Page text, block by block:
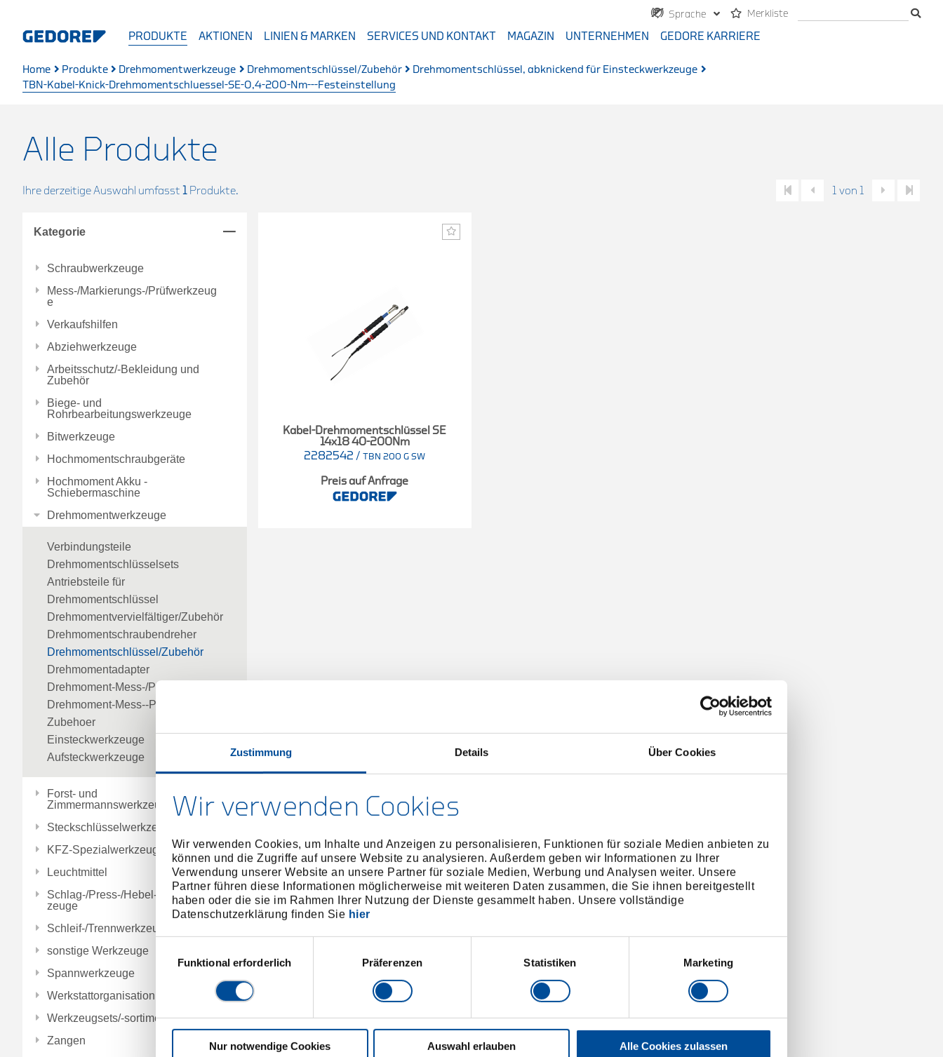
Zustimmung Details Über Cookies
Wir verwenden Cookies
Wir verwenden Cookies, um Inhalte und Anzeigen zu personalisieren, Funktionen für soziale Medien anbieten zu
können und die Zugriffe auf unsere Website zu analysieren. Außerdem geben wir Informationen zu Ihrer
Verwendung unserer Website an unsere Partner für soziale Medien, Werbung und Analysen weiter. Unsere
Partner führen diese Informationen möglicherweise mit weiteren Daten zusammen, die Sie ihnen bereitgestellt
haben oder die sie im Rahmen Ihrer Nutzung der Dienste gesammelt haben. Unsere vollständige
Datenschutzerklärung finden Sie hier
Funktional erforderlich
Präferenzen Statistiken Marketing
Nur notwendige Cookies Auswahl erlauben Alle Cookies zulassen
Sprache Merkliste
PRODUKTE AKTIONEN LINIEN & MARKEN SERVICES UND KONTAKT MAGAZIN UNTERNEHMEN GEDORE KARRIERE
Home Produkte Drehmomentwerkzeuge Drehmomentschlüssel/Zubehör
Drehmomentschlüssel, abknickend für Einsteckwerkzeuge
TBN-Kabel-Knick-Drehmomentschluessel-SE-0,4-200-Nm---Festeinstellung
Alle Produkte
Ihre derzeitige Auswahl umfasst 1 Produkte. 1 von 1
Kategorie
Schraubwerkzeuge
Mess-/Markierungs-/Prüfwerkzeug
e
Verkaufshilfen
Abziehwerkzeuge
Arbeitsschutz/-Bekleidung und
Zubehör
Biege- und
Rohrbearbeitungswerkzeuge
Bitwerkzeuge
Hochmomentschraubgeräte
Hochmoment Akku -
Schiebermaschine
Drehmomentwerkzeuge
Verbindungsteile
Drehmomentschlüsselsets
Antriebsteile für
Drehmomentschlüssel
Drehmomentvervielfältiger/Zubehör
Drehmomentschraubendreher
Drehmomentschlüssel/Zubehör
Drehmomentadapter
Drehmoment-Mess-/Prüfgeräte
Drehmoment-Mess--Pruefgeraete-
Zubehoer
Einsteckwerkzeuge
Aufsteckwerkzeuge
Forst- und
Zimmermannswerkzeuge
Steckschlüsselwerkzeuge
KFZ-Spezialwerkzeuge
Leuchtmittel
Schlag-/Press-/Hebel-/Einbauwerk
zeuge
Schleif-/Trennwerkzeuge
sonstige Werkzeuge
Spannwerkzeuge
Werkstattorganisation
Werkzeugsets/-sortimente
Zangen
Kabel-Drehmomentschlüssel SE
14x18 40-200Nm
2282542 / TBN 200 G SW
Preis auf Anfrage